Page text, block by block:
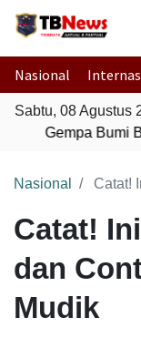
Nasional
Sabtu, 08 Agustus
Gempa Bumi
Nasional Catat!
Catat!
dan
Mudik